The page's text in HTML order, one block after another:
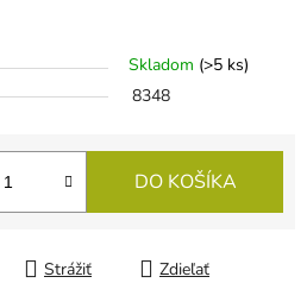
Skladom (>5 ks)
8348
DO KOŠÍKA
Strážiť Zdieľať